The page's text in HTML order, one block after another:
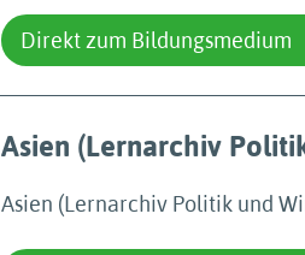
Direkt zum Bildungsmedium
Asien (Lernarchiv
Asien (Lernarchiv Politik und